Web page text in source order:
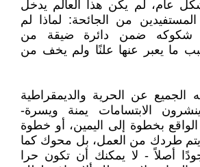
عام، لم يكن هذا العالم يدخل
من الجائحة: لماذا لم
شكوكه ضمن دائرة ضيقة من
ما يعبر عنها علنًا ولم يخف من
عن الحرية والديمقراطية
الابتسامات يمنة ويسرة-
بخطوة إلى اليمين، أو خطوة
طردك من العمل، بل محوك كما
أصلاً - لا يمكنك أن تكون حرا